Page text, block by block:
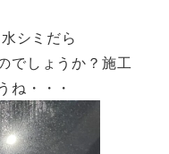
シミだら
でしょうか？施工
ね・・・